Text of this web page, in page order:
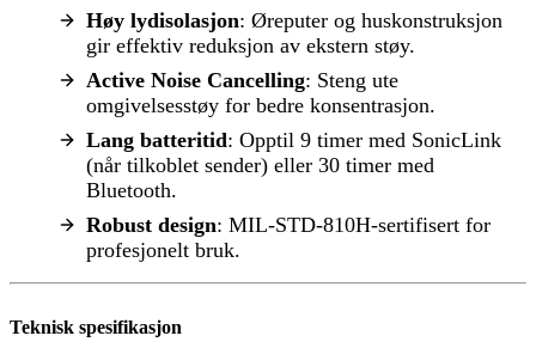
Høy lydisolasjon: Øreputer og huskonstruksjon
gir effektiv reduksjon av ekstern støy.
Active Noise Cancelling: Steng ute
omgivelsesstøy for bedre konsentrasjon.
Lang batteritid: Opptil 9 timer med SonicLink
(når tilkoblet sender) eller 30 timer med
Bluetooth.
Robust design: MIL-STD-810H-sertifisert for
profesjonelt bruk.
Teknisk spesifikasjon